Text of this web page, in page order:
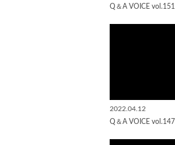
Q＆A VOICE vol.151
2022.04.12
Q＆A VOICE vol.147